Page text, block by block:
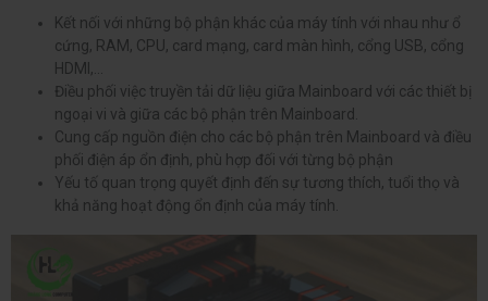
Kết nối với những bộ phận khác của máy tính với nhau như ổ
cứng, RAM, CPU, card mạng, card màn hình, cổng USB, cổng
HDMI,...
Điều phối việc truyền tải dữ liệu giữa Mainboard với các thiết bị
ngoại vi và giữa các bộ phận trên Mainboard.
Cung cấp nguồn điện cho các bộ phận trên Mainboard và điều
phối điện áp ổn định, phù hợp đối với từng bộ phận
Yếu tố quan trọng quyết định đến sự tương thích, tuổi thọ và
khả năng hoạt động ổn định của máy tính.